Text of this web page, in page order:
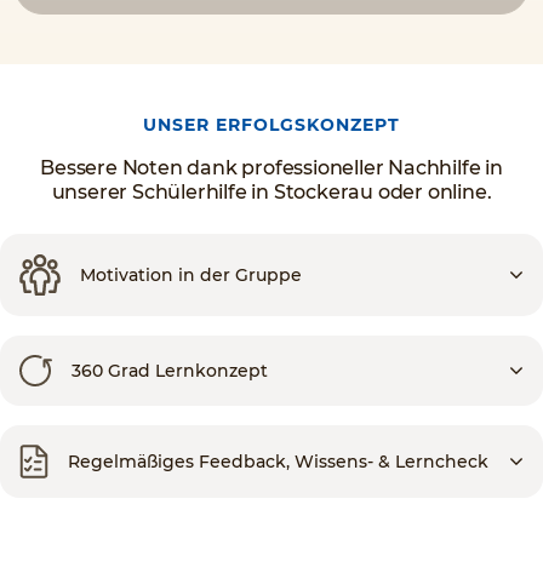
UNSER ERFOLGSKONZEPT
Bessere Noten dank professioneller Nachhilfe in
unserer Schülerhilfe in Stockerau oder online.
Motivation in der Gruppe
360 Grad Lernkonzept
Regelmäßiges Feedback, Wissens- & Lerncheck